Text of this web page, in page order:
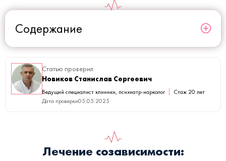
Содержание
Статью проверил
Новиков Станислав Сергеевич
Ведущий специалист клиники, психиатр-нарколог
Стаж 20 лет
Дата проверки05.05.2025
Лечение созависимости: